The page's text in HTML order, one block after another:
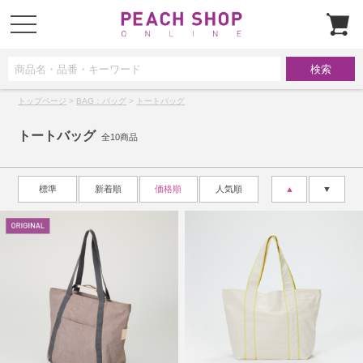
t
o
a
o
トップページ > BAG：バッグ > トートバッグ
トートバッグ 全10商品
標準 新着順 価格順 人気順 ▼
▲